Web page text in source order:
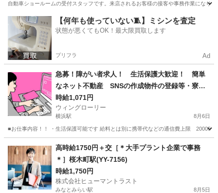
自動車ショールームの受付スタッフです。来店されるお客様の接客や事務作業になり
神奈川 川崎市 宮崎台駅 一般事務
【何年も使っていない🧵】ミシンを査定
状態が悪くてもOK！最大限買取します
プリフラ Ad
急募！障がい者求人！ 生活保護大歓迎！ 簡単
なネット不動産 SNSの作成物件の登録等・寮費0
円・住み込み・食事つき！
時給1,071円
ウィングローリー
横浜駅 8月6日
■お仕事内容！！ ・生活保護可能です 給料とは別に携帯代などの通信費上限 20000
横浜駅 事務 生活保護
高時給1750円＋交［＊大手プラント企業で事務
＊］桜木町駅(YY-7156)
時給1,750円
株式会社ヒューマントラスト
みなとみらい駅 8月5日